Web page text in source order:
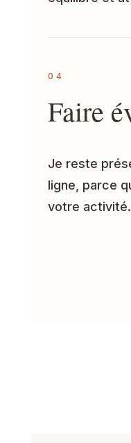
04
Faire
Je reste
ligne, parce
votre activité.